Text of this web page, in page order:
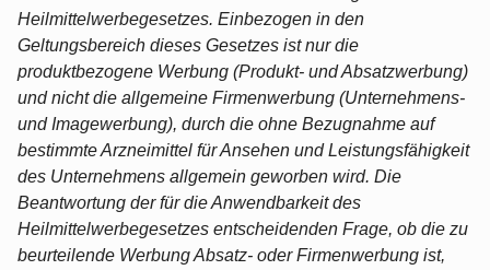
Heilmittelwerbegesetzes. Einbezogen in den
Geltungsbereich dieses Gesetzes ist nur die
produktbezogene Werbung (Produkt- und Absatzwerbung)
und nicht die allgemeine Firmenwerbung (Unternehmens-
und Imagewerbung), durch die ohne Bezugnahme auf
bestimmte Arzneimittel für Ansehen und Leistungsfähigkeit
des Unternehmens allgemein geworben wird. Die
Beantwortung der für die Anwendbarkeit des
Heilmittelwerbegesetzes entscheidenden Frage, ob die zu
beurteilende Werbung Absatz- oder Firmenwerbung ist,